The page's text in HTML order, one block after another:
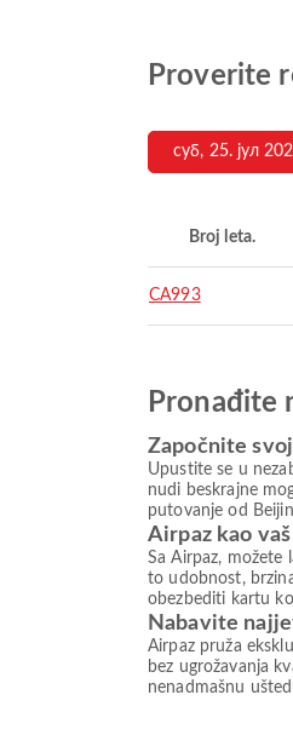
Proverite
суб, 25. јул
Broj leta.
CA993
Pronađite
Započnite
Upustite se u
nudi beskrajne
putovanje od
Airpaz kao
Sa Airpaz, možete
to udobnost,
obezbediti kartu
Nabavite
Airpaz pruža
bez ugrožavanja
nenadmašnu